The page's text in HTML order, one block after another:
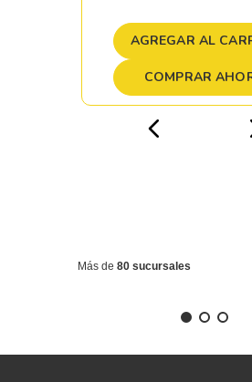
AGREGAR AL
COMPRAR
Más de 80 sucursales